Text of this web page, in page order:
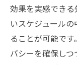
効果を実感でき
いスケジュール
ることが可能で
バシーを確保し